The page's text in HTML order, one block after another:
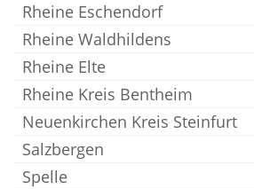
Rheine Eschendorf
Rheine Waldhildens
Rheine Elte
Rheine Kreis Bentheim
Neuenkirchen Kreis Steinfurt
Salzbergen
Spelle